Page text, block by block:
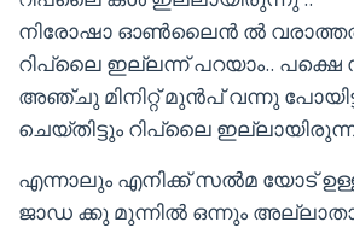
നിരോഷാ ഓൺലൈൻ ൽ
റിപ്ലൈ ഇല്ലന്ന് പറയാം.. പക്ഷെ
അഞ്ചു മിനിറ്റ് മുൻപ് വന്നു
ചെയ്തിട്ടും റിപ്ലൈ
എന്നാലും എനിക്ക് സൽമ യോട്
ജാഡ ക്കു മുന്നിൽ ഒന്നും